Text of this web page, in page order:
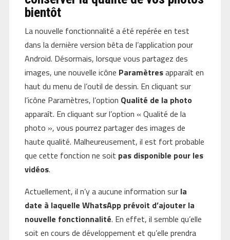
bientôt
La nouvelle fonctionnalité a été repérée en test
dans la dernière version bêta de l’application pour
Android. Désormais, lorsque vous partagez des
images, une nouvelle icône Paramètresapparaît en
haut du menu de l’outil de dessin. En cliquant sur
l’icône Paramètres, l’option Qualité de la photo
apparaît. En cliquant sur l’option « Qualité de la
photo », vous pourrez partager des images de
haute qualité. Malheureusement, il est fort probable
que cette fonction ne soit pas disponible pour les
vidéos.
Actuellement, il n’y a aucune information sur la
date à laquelle WhatsApp prévoit d’ajouter la
nouvelle fonctionnalité. En effet, il semble qu’elle
soit en cours de développement et qu’elle prendra